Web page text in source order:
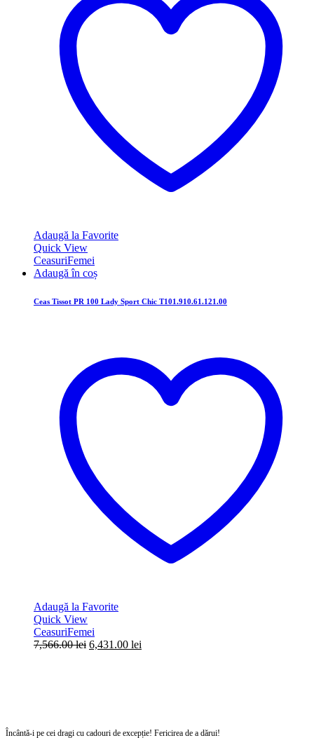
Adaugă la Favorite
Quick View
CeasuriFemei
Adaugă în coș
Ceas Tissot PR 100 Lady Sport Chic T101.910.61.121.00
Adaugă la Favorite
Quick View
CeasuriFemei
7,566.00lei Prețul
6,431.00 lei
Încântă-i pe cei dragi cu cadouri de excepție! Fericirea de a dărui!